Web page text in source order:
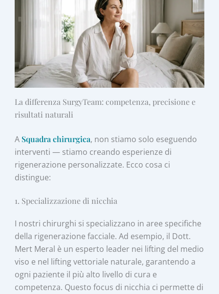
La differenza SurgyTeam: competenza, precisione e
risultati naturali
A Squadra chirurgica, non stiamo solo eseguendo
interventi — stiamo creando esperienze di
rigenerazione personalizzate. Ecco cosa ci
distingue:
1. Specializzazione di nicchia
I nostri chirurghi si specializzano in aree specifiche
della rigenerazione facciale. Ad esempio, il Dott.
Mert Meral è un esperto leader nei lifting del medio
viso e nel lifting vettoriale naturale, garantendo a
ogni paziente il più alto livello di cura e
competenza. Questo focus di nicchia ci permette di